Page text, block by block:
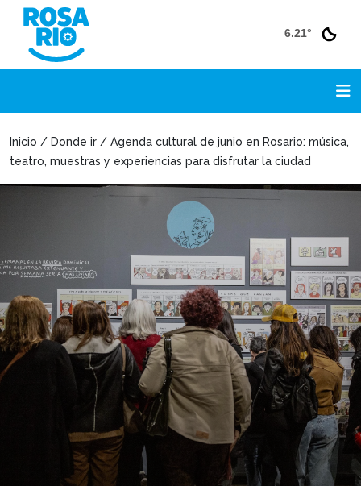
6.21°
Inicio / Donde ir / Agenda cultural de junio en Rosario: música,
teatro, muestras y experiencias para disfrutar la ciudad